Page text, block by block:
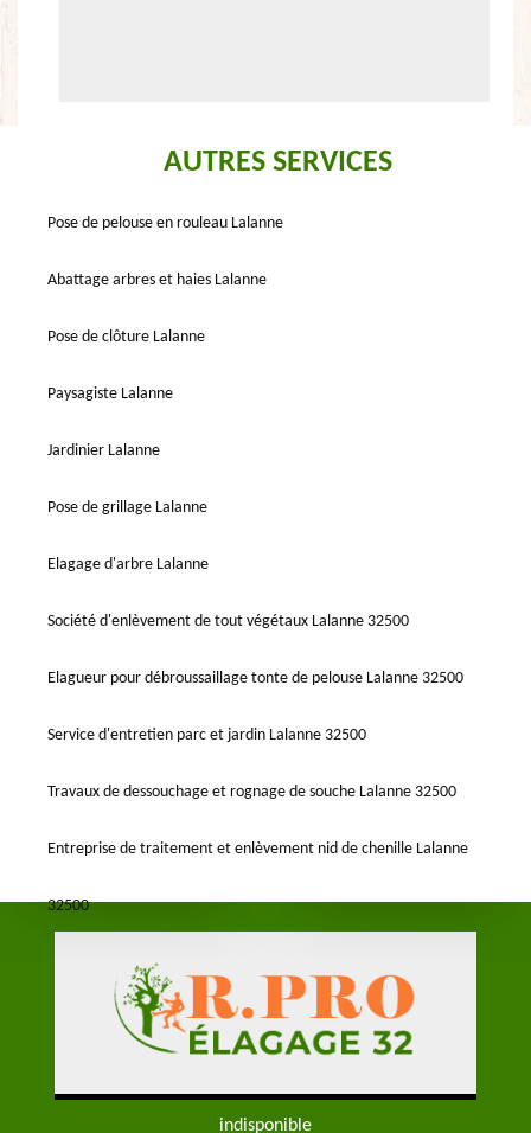
AUTRES SERVICES
Pose de pelouse en rouleau Lalanne
Abattage arbres et haies Lalanne
Pose de clôture Lalanne
Paysagiste Lalanne
Jardinier Lalanne
Pose de grillage Lalanne
Elagage d'arbre Lalanne
Société d'enlèvement de tout végétaux Lalanne 32500
Elagueur pour débroussaillage tonte de pelouse Lalanne 32500
Service d'entretien parc et jardin Lalanne 32500
Travaux de dessouchage et rognage de souche Lalanne 32500
Entreprise de traitement et enlèvement nid de chenille Lalanne
32500
indisponible